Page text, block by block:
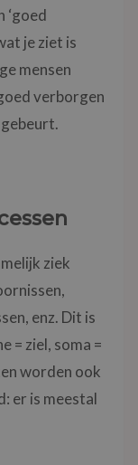
‘goed
je ziet is
mensen
verborgen
ziek
enz. Dit is
= ziel, soma =
worden ook
er is meestal